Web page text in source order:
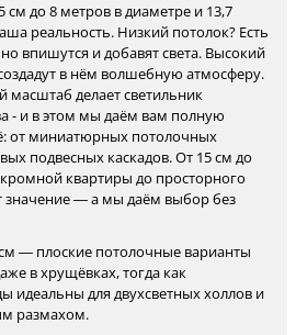
см до 8 метров в диаметре и 13,7
реальность. Низкий потолок? Есть
впишутся и добавят света. Высокий
в нём волшебную атмосферу.
делает светильник
- и в этом мы даём вам полную
от миниатюрных потолочных
подвесных каскадов. От 15 см до
квартиры до просторного
значение — а мы даём выбор без
— плоские потолочные варианты
в хрущёвках, тогда как
идеальны для двухсветных холлов и
размахом.